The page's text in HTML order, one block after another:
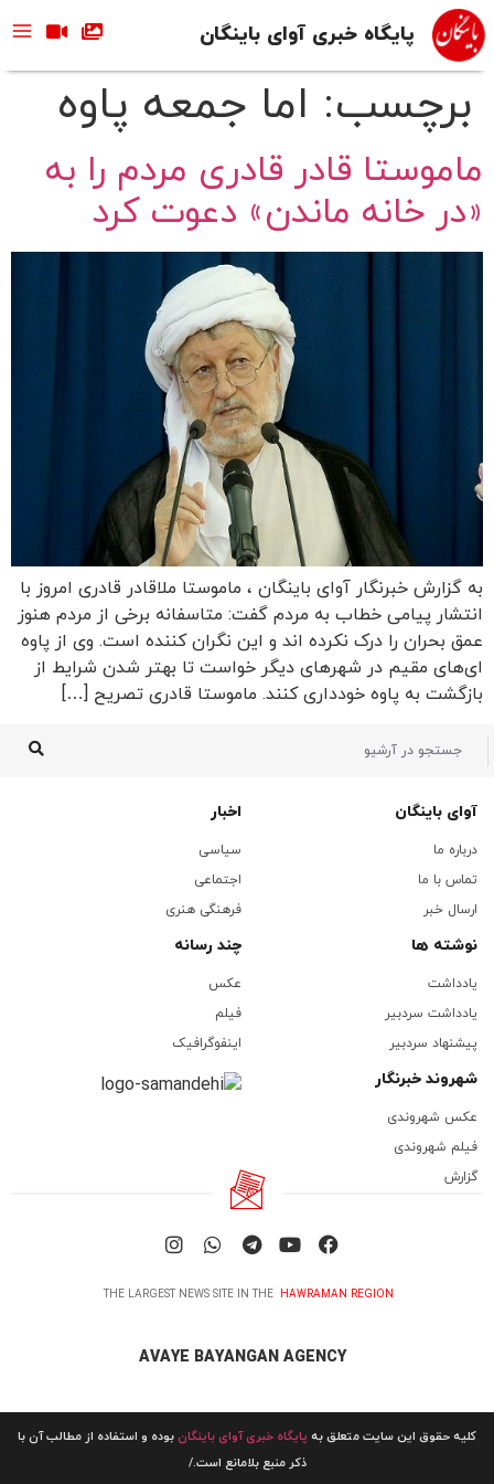
پایگاه خبری آوای باینگان
برچسب: اما جمعه پاوه
ماموستا قادر قادری مردم را به
«در خانه ماندن» دعوت کرد
به گزارش خبرنگار آوای باینگان ، ماموستا ملاقادر قادری امروز با
انتشار پیامی خطاب به مردم گفت: متاسفانه برخی از مردم هنوز
عمق بحران را درک نکرده اند و این نگران کننده است. وی از پاوه
ای‌های مقیم در شهرهای دیگر خواست تا بهتر شدن شرایط از
بازگشت به پاوه خودداری کنند. ماموستا قادری تصریح […]
آوای باینگان
درباره ما
تماس با ما
ارسال خبر
اخبار
سیاسی
اجتماعی
فرهنگی هنری
نوشته ها
یادداشت
یادداشت سردبیر
پیشنهاد سردبیر
چند رسانه
عکس
فیلم
اینفوگرافیک
شهروند خبرنگار
عکس شهروندی
فیلم شهروندی
گزارش
THE LARGEST NEWS SITE IN THE HAWRAMAN REGION
AVAYE BAYANGAN AGENCY
کلیه حقوق این سایت متعلق به پایگاه خبری آوای باینگانبوده و استفاده از مطالب آن با
ذکر منبع بلامانع است./